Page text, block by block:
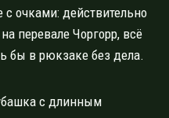
очками: действительно
перевале Чоргорр, всё
бы в рюкзаке без дела.
с длинным